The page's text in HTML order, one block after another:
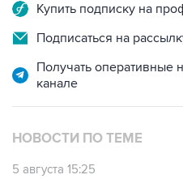
Купить подписку на
Подписаться на
Получать оперативные
канале
НОВОСТИ ПО ТЕМЕ
5 августа 15:25